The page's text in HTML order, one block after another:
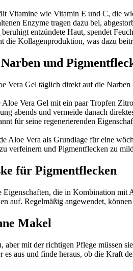
Vitamine wie Vitamin E und C, die
Enzyme tragen dazu bei,
beruhigt entzündete Haut, spendet
die Kollagenproduktion, was dazu
und
Vera Gel täglich direkt auf die
Aloe Vera Gel mit ein paar Tropfen
abends und vermeide danach
für seine regenerierenden
Aloe Vera als Grundlage für eine
verfeinern und Pigmentflecken zu
für Pigmentflecken
Eigenschaften, die in Kombination
auf. Regelmäßig angewendet,
Makel
mit der richtigen Pflege müssen
es aus und finde heraus, ob die Kraft